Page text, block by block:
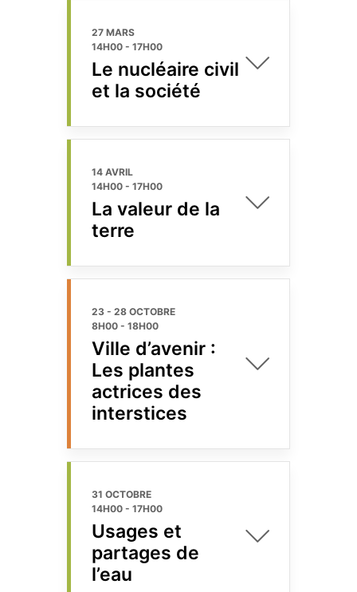
27 MARS
14H00 - 17H00
Le nucléaire civil
et la société
14 AVRIL
14H00 - 17H00
La valeur de la
terre
23 - 28 OCTOBRE
8H00 - 18H00
Ville d’avenir :
Les plantes
actrices des
interstices
31 OCTOBRE
14H00 - 17H00
Usages et
partages de
l’eau